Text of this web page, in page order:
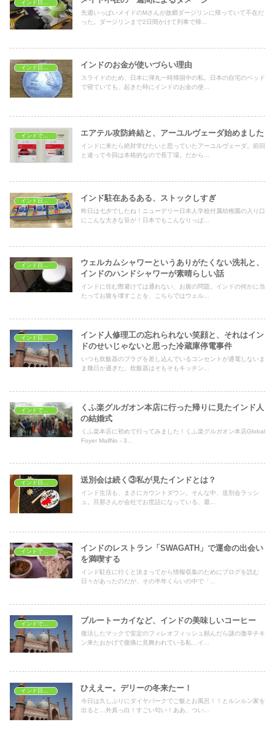
インド日常生活
先週いっぱいメイドのMさんが故郷ダージリンに帰っていて不在だ
った。ダージリンまで2日間かけて列車で帰...
インドのお金が使いづらい理由
スライドのため、日本に弾丸一時帰国中の私。日本の自宅のベッド
で寝ていても、起きた時にインドのお金の使...
インドで学ぶ エアテル攻防終結と、アーユルヴェーダ始めました
インドに来たら絶対学びたいと思っていたアーユルヴェーダ。前回
と違って今回は本格的なので長丁場。だから...
インド駐在あるある、ストックしすぎ
昨日は七夕でしたね！ニューデリー日本人学校付属幼稚園の入り口
にこんな大きな笹が！日本でもこんなりっぱ...
インド日常生活
ウェルカムシャワーというありがたくない洗礼と、
インドのハンドシャワーが素晴らしい話
インドに住む際避けては通れない、お腹の問題。インドの何かに当
たってお腹を壊すことを、こちらではウェル...
インド日常生活
インド人修理工の忘れられない笑顔と、それはイン
ドのせいじゃないと思った冷蔵庫停電事件
いつも炊飯器のプラグを差し込んでいるコンセントが通電しないま
ま幾日か過ぎた。炊飯器はそもそもキッチン...
インドでレストラン
くふ楽グルガオン本店に行った帰りに見たインド人
の結婚式
くふ楽本店に初めて行ってみました！くふ楽グルガオン本店Global
Foyer MallNo - 3...
インド日常生活 送別会は続く③私が見たインドとは？
インド生活も、まさにカウントダウン。そんな中、送別会ラッシ
ュ。旦那さんが会社でお世話になっている、最...
インドのレストラン「SWAGATH」で運命の出会い
を満喫する
インド駐在に行くと決まってから情報収集のためにブログを読む
日々があったのだが、その半年くらいの中で「...
ブルートーカイなど、インドの美味しいコーヒー
復活したマックで安定のフィレオフィッシュ頼んだら謎の激辛チキ
ン来たおかげで腹痛に見舞われている私…イ...
ひええー。デリーの冬来たー！
今日は久しぶりにダイヤパークでご飯とお風呂！！とルンルン家を
出ると…外真っ白！すごい匂い！ああ、つい...